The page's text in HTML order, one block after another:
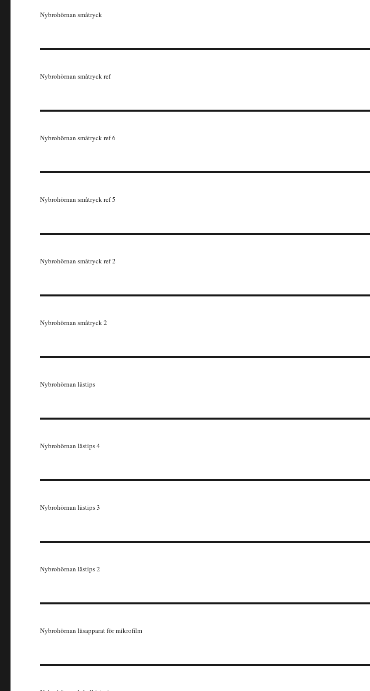
Nybrohörnan småtryck
Nybrohörnan småtryck ref
Nybrohörnan småtryck ref 6
Nybrohörnan småtryck ref 5
Nybrohörnan småtryck ref 2
Nybrohörnan småtryck 2
Nybrohörnan lästips
Nybrohörnan lästips 4
Nybrohörnan lästips 3
Nybrohörnan lästips 2
Nybrohörnan läsapparat för mikrofilm